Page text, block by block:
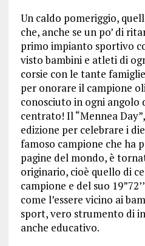
Un caldo pomeriggio,
che, anche se un po’ di
primo impianto sportivo
visto bambini e atleti di
corsie con le tante
per onorare il campione
conosciuto in ogni angolo
centrato! Il “Mennea
edizione per celebrare i
famoso campione che ha
pagine del mondo, è
originario, cioè quello di
campione e del suo
come l’essere vicino ai
sport, vero strumento di
anche educativo.